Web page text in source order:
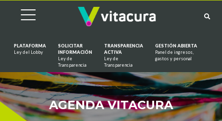
PLATAFORMA
Ley del Lobby
SOLICITAR
INFORMACIÓN
Ley de
Transparencia
TRANSPARENCIA
ACTIVA
Ley de
Transparencia
GESTIÓN ABIERTA
Panel de ingresos,
gastos y personal
AGENDA VITACURA